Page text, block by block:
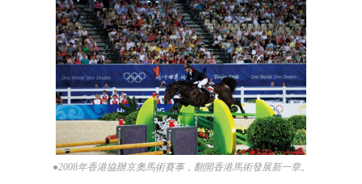
●2008年香港協辦京奧馬術賽事，翻開香港馬術發展新一章。